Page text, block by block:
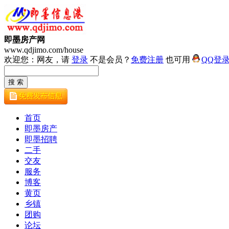
即墨房产网
www.qdjimo.com/house
欢迎您：网友，请 登录 不是会员？ 免费注册 也可用 QQ登
首页
即墨房产
即墨招聘
二手
交友
服务
博客
黄页
乡镇
团购
论坛